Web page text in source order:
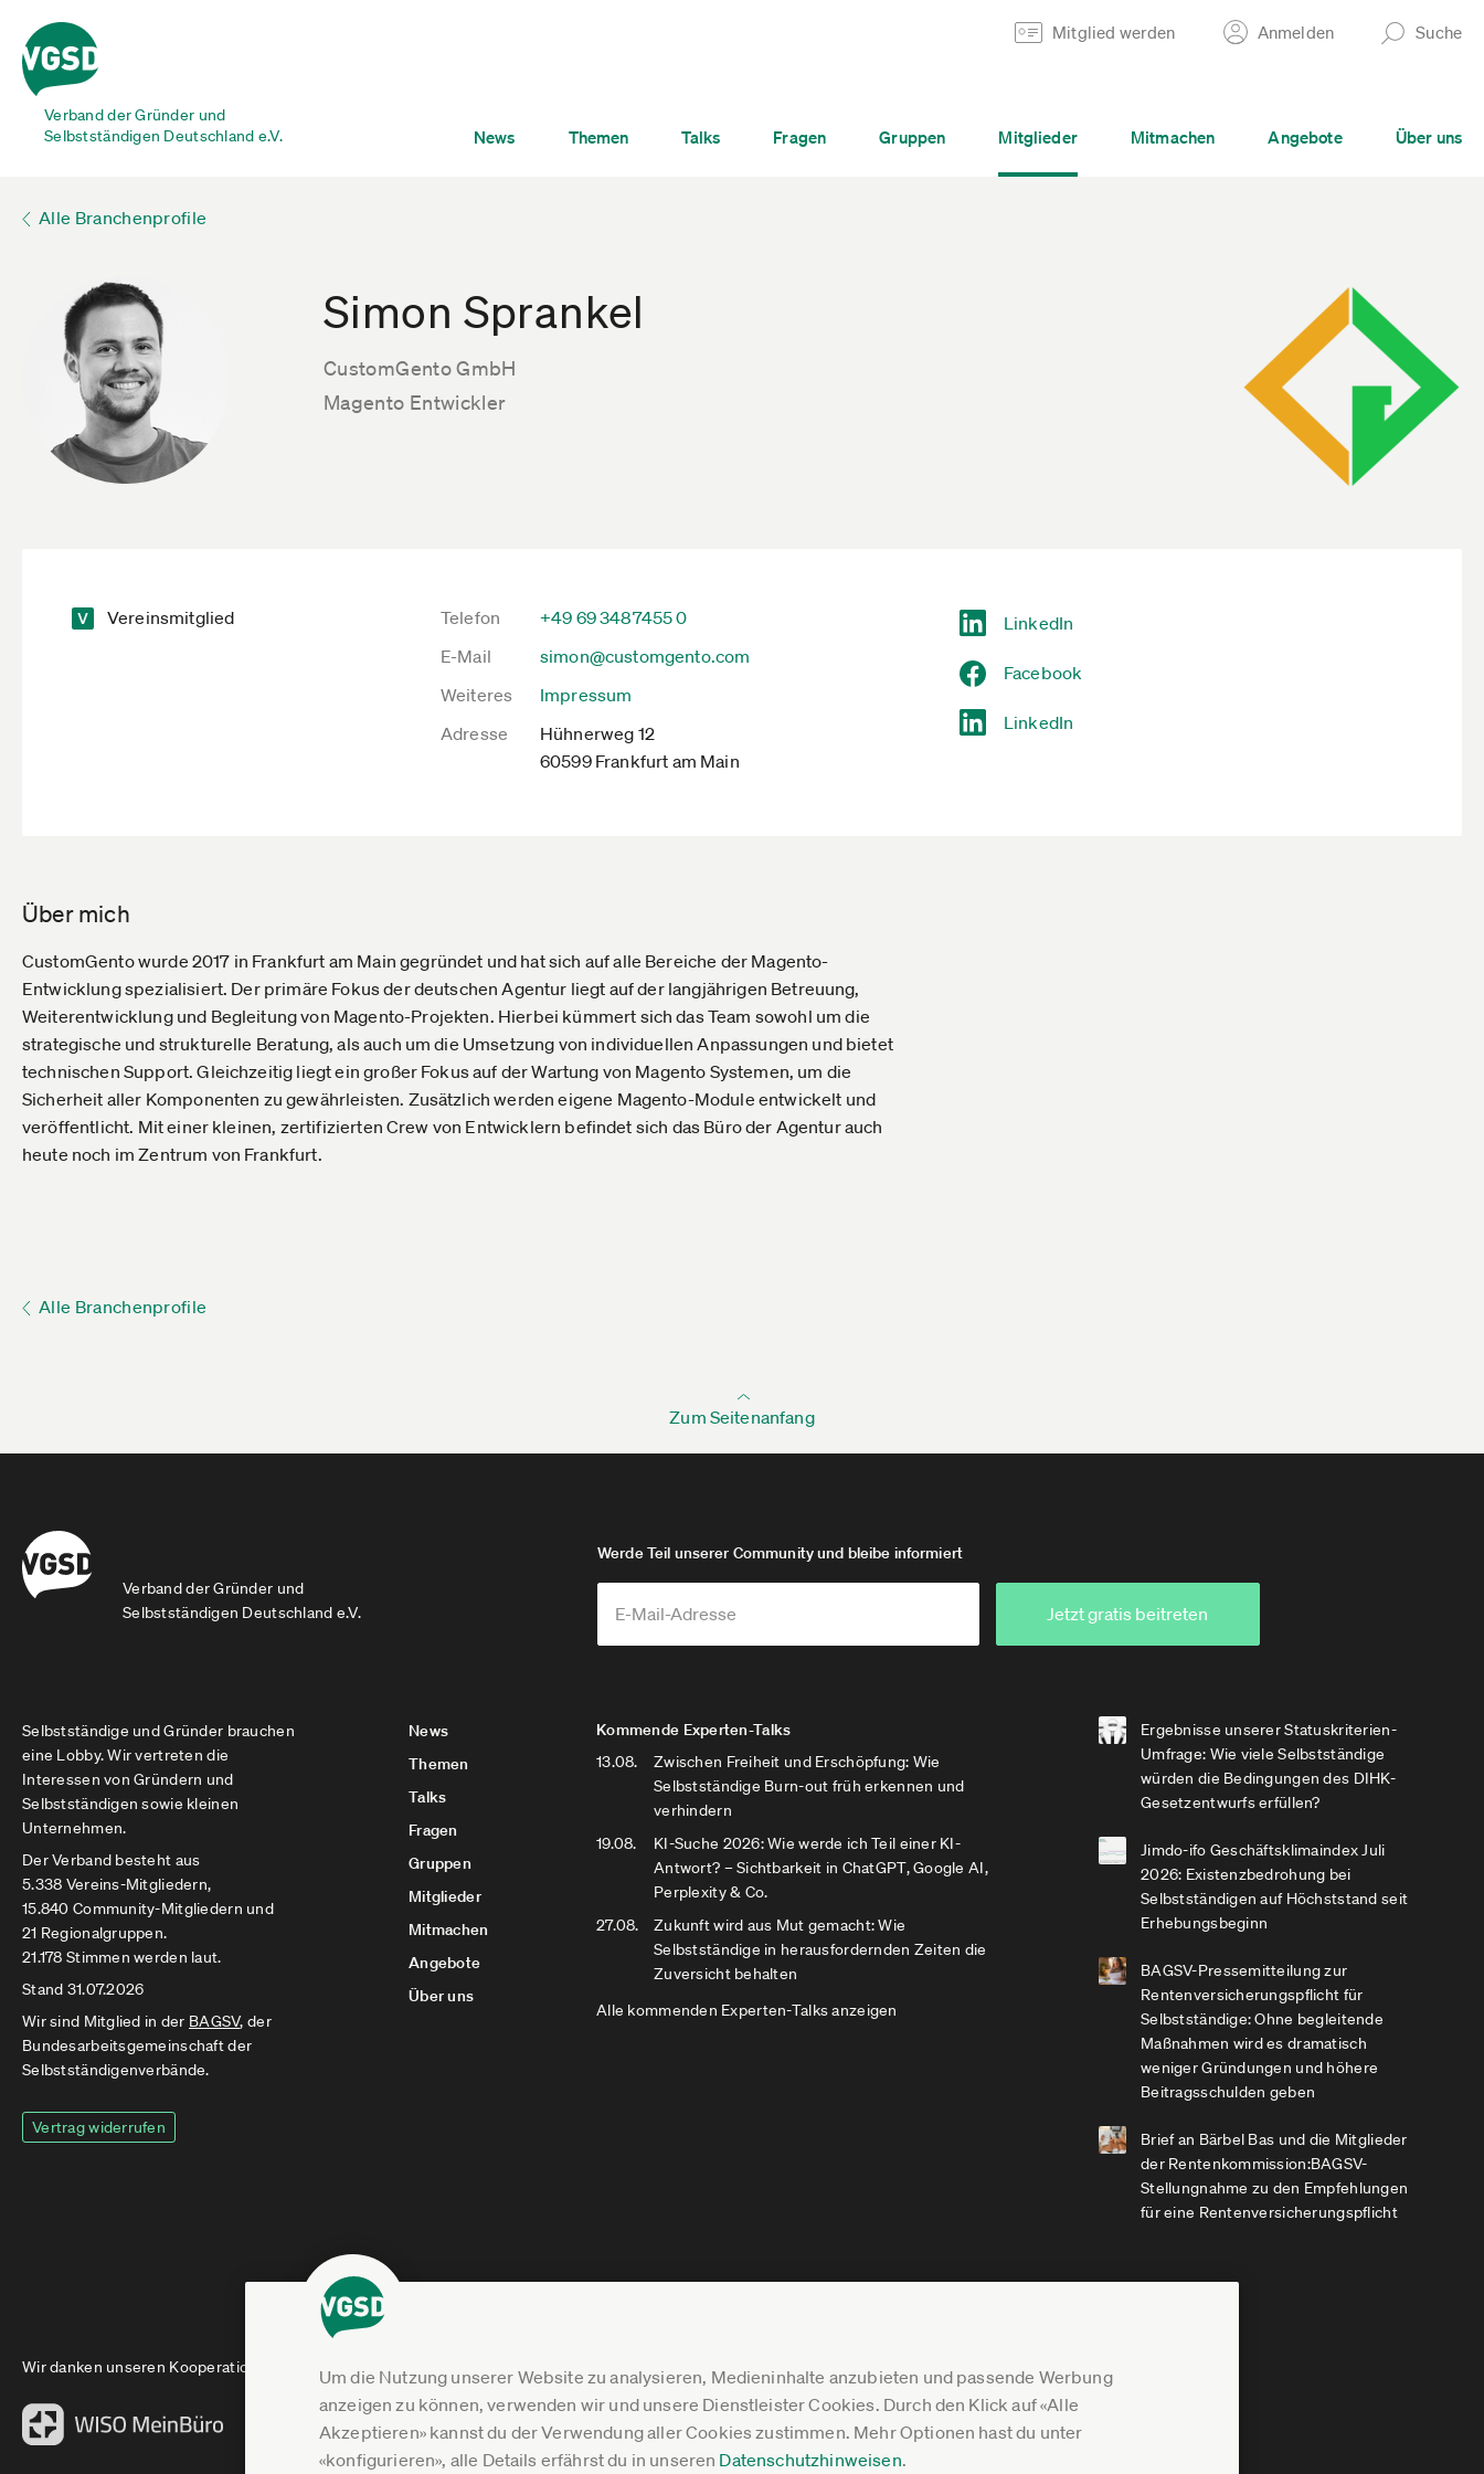
Verband der Gründer und
Selbstständigen Deutschland e.V.
Mitglied werden Anmelden Suche
News Themen Talks Fragen Gruppen Mitglieder Mitmachen Angebote Über uns
Um die Nutzung unserer Website zu analysieren, Medieninhalte anzubieten und passende Werbung
anzeigen zu können, verwenden wir und unsere Dienstleister Cookies. Durch den Klick auf «Alle
Akzeptieren» kannst du der Verwendung aller Cookies zustimmen. Mehr Optionen hast du unter
«konfigurieren», alle Details erfährst du in unseren Datenschutzhinweisen.
Alle Branchenprofile
Simon Sprankel
CustomGento GmbH
Magento Entwickler
Vereinsmitglied Telefon
+49 69 3487455 0
E-Mail
simon@customgento.com
Weiteres
Impressum
Adresse
Hühnerweg 12
60599 Frankfurt am Main
LinkedIn
Facebook
LinkedIn
Über mich
CustomGento wurde 2017 in Frankfurt am Main gegründet und hat sich auf alle Bereiche der Magento-
Entwicklung spezialisiert. Der primäre Fokus der deutschen Agentur liegt auf der langjährigen Betreuung,
Weiterentwicklung und Begleitung von Magento-Projekten. Hierbei kümmert sich das Team sowohl um die
strategische und strukturelle Beratung, als auch um die Umsetzung von individuellen Anpassungen und bietet
technischen Support. Gleichzeitig liegt ein großer Fokus auf der Wartung von Magento Systemen, um die
Sicherheit aller Komponenten zu gewährleisten. Zusätzlich werden eigene Magento-Module entwickelt und
veröffentlicht. Mit einer kleinen, zertifizierten Crew von Entwicklern befindet sich das Büro der Agentur auch
heute noch im Zentrum von Frankfurt.
Alle Branchenprofile
Zum Seitenanfang
Verband der Gründer und
Selbstständigen Deutschland e.V.
Werde Teil unserer Community und bleibe informiert
Jetzt gratis beitreten
Selbstständige und Gründer brauchen
eine Lobby. Wir vertreten die
Interessen von Gründern und
Selbstständigen sowie kleinen
Unternehmen.
Der Verband besteht aus
5.338 Vereins-Mitgliedern,
15.840 Community-Mitgliedern und
21 Regionalgruppen.
21.178 Stimmen werden laut.
Stand 31.07.2026
Wir sind Mitglied in der BAGSV, der
Bundesarbeitsgemeinschaft der
Selbstständigenverbände.
Vertrag widerrufen
News
Themen
Talks
Fragen
Gruppen
Mitglieder
Mitmachen
Angebote
Über uns
Kommende Experten-Talks
13.08.
Zwischen Freiheit und Erschöpfung: Wie
Selbstständige Burn-out früh erkennen und
verhindern
19.08.
KI-Suche 2026: Wie werde ich Teil einer KI-
Antwort? – Sichtbarkeit in ChatGPT, Google AI,
Perplexity & Co.
27.08.
Zukunft wird aus Mut gemacht: Wie
Selbstständige in herausfordernden Zeiten die
Zuversicht behalten
Alle kommenden Experten-Talks anzeigen
Ergebnisse unserer Statuskriterien-
Umfrage: Wie viele Selbstständige
würden die Bedingungen des DIHK-
Gesetzentwurfs erfüllen?
Jimdo-ifo Geschäftsklimaindex Juli
2026: Existenzbedrohung bei
Selbstständigen auf Höchststand seit
Erhebungsbeginn
BAGSV-Pressemitteilung zur
Rentenversicherungspflicht für
Selbstständige: Ohne begleitende
Maßnahmen wird es dramatisch
weniger Gründungen und höhere
Beitragsschulden geben
Brief an Bärbel Bas und die Mitglieder
der Rentenkommission:BAGSV-
Stellungnahme zu den Empfehlungen
für eine Rentenversicherungspflicht
Wir danken unseren Kooperationspartnern